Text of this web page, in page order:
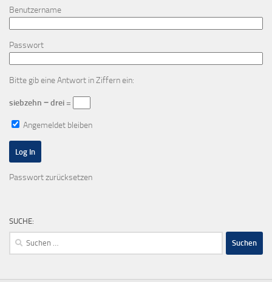
Benutzername
Passwort
Bitte gib eine Antwort in Ziffern ein:
siebzehn − drei =
Angemeldet bleiben
Passwort zurücksetzen
SUCHE:
Suchen